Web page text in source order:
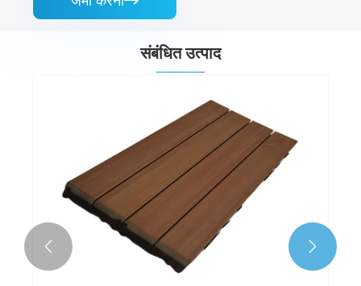
संबंधित उत्पाद
 